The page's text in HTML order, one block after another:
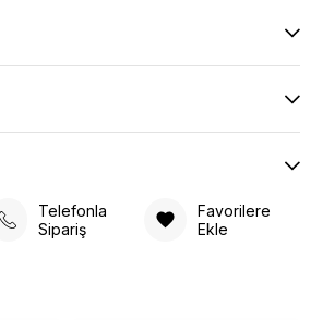
Telefonla
Sipariş
Favorilere
Ekle